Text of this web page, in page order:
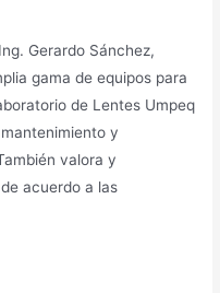
Gerardo Sánchez,
gama de equipos para
de Lentes Umpeq
y
valora y
acuerdo a las